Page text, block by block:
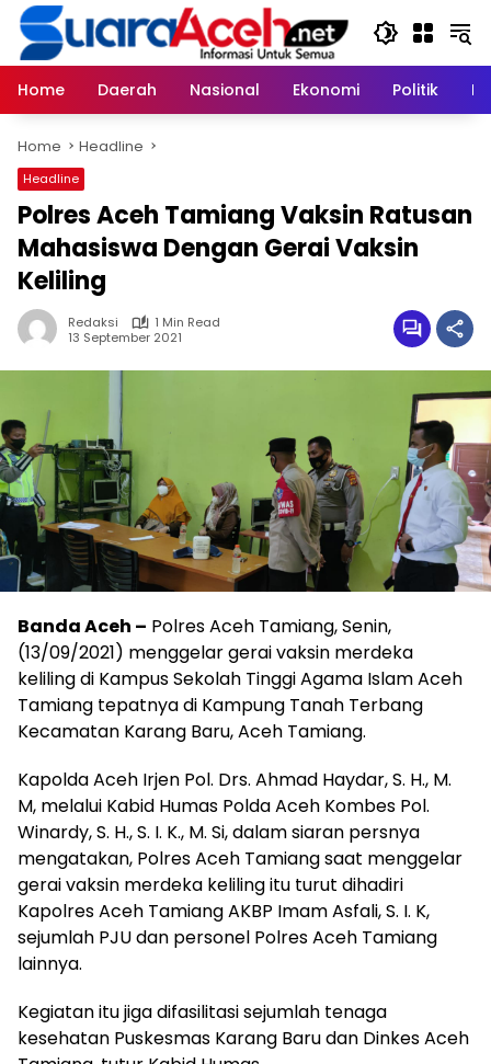
Skip
content
Home
Daerah Nasional Ekonomi Politik
Home Headline
Headline
Polres Aceh Tamiang Vaksin Ratusan
Mahasiswa Dengan Gerai Vaksin
Keliling
Redaksi
1 Min Read
13 September 2021
Banda Aceh – Polres Aceh Tamiang, Senin,
(13/09/2021) menggelar gerai vaksin merdeka
keliling di Kampus Sekolah Tinggi Agama Islam Aceh
Tamiang tepatnya di Kampung Tanah Terbang
Kecamatan Karang Baru, Aceh Tamiang.
Kapolda Aceh Irjen Pol. Drs. Ahmad Haydar, S. H., M.
M, melalui Kabid Humas Polda Aceh Kombes Pol.
Winardy, S. H., S. I. K., M. Si, dalam siaran persnya
mengatakan, Polres Aceh Tamiang saat menggelar
gerai vaksin merdeka keliling itu turut dihadiri
Kapolres Aceh Tamiang AKBP Imam Asfali, S. I. K,
sejumlah PJU dan personel Polres Aceh Tamiang
lainnya.
Kegiatan itu jiga difasilitasi sejumlah tenaga
kesehatan Puskesmas Karang Baru dan Dinkes Aceh